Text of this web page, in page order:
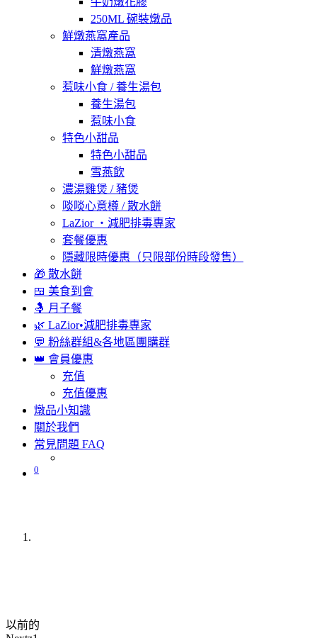
250ML 碗裝燉品
鮮燉燕窩產品
清燉燕窩
鮮燉燕窩
惹味小食 / 養生湯包
養生湯包
惹味小食
特色小甜品
特色小甜品
雪燕飲
濃湯雞煲 / 豬煲
啖啖心意樽 / 散水餅
LaZior ・減肥排毒專家
套餐優惠
隱藏限時優惠（只限部份時段發售）
🎁 散水餅
🍱 美食到會
🤱 月子餐
🌿 LaZior•減肥排毒專家
💬 粉絲群組&各地區團購群
👑 會員優惠
充值
充值優惠
燉品小知識
關於我們
常見問題 FAQ
0
以前的